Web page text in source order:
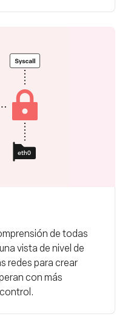
de todas
vista de nivel de
redes para crear
con más